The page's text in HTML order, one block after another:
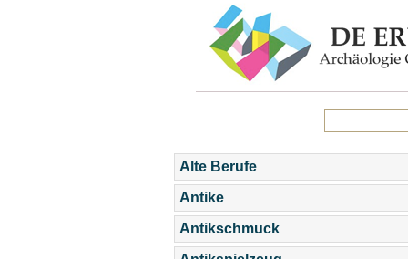
Alte Berufe
Antike
Antikschmuck